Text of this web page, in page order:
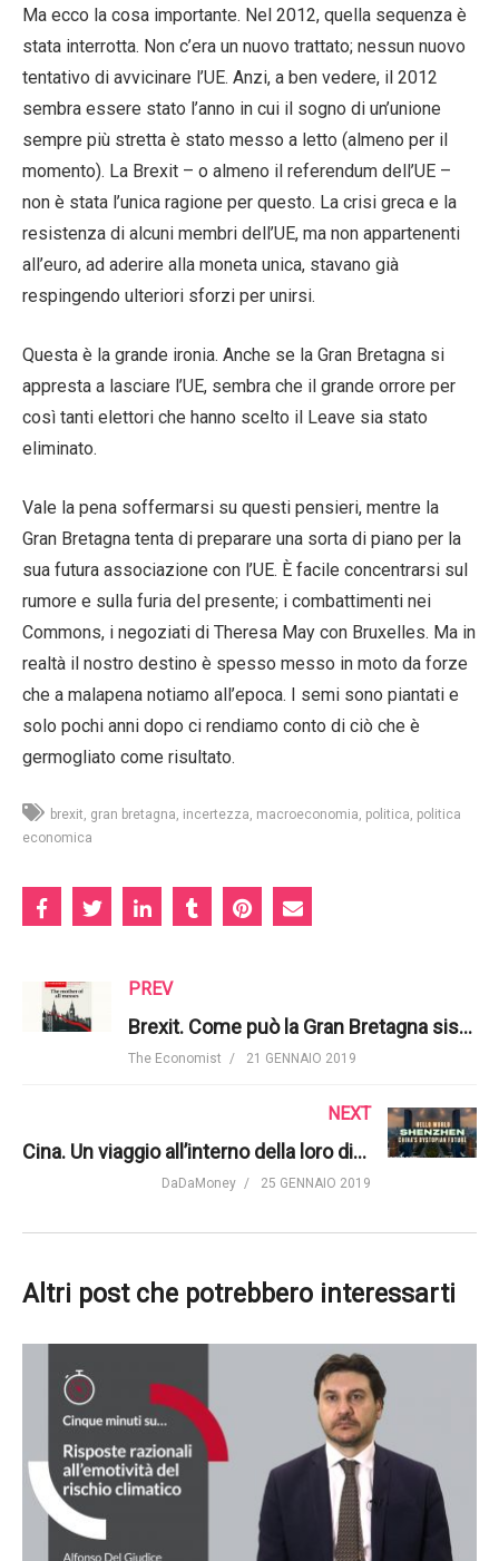
Ma ecco la cosa importante. Nel 2012, quella sequenza è
stata interrotta. Non c’era un nuovo trattato; nessun nuovo
tentativo di avvicinare l’UE. Anzi, a ben vedere, il 2012
sembra essere stato l’anno in cui il sogno di un’unione
sempre più stretta è stato messo a letto (almeno per il
momento). La Brexit – o almeno il referendum dell’UE –
non è stata l’unica ragione per questo. La crisi greca e la
resistenza di alcuni membri dell’UE, ma non appartenenti
all’euro, ad aderire alla moneta unica, stavano già
respingendo ulteriori sforzi per unirsi.
Questa è la grande ironia. Anche se la Gran Bretagna si
appresta a lasciare l’UE, sembra che il grande orrore per
così tanti elettori che hanno scelto il Leave sia stato
eliminato.
Vale la pena soffermarsi su questi pensieri, mentre la
Gran Bretagna tenta di preparare una sorta di piano per la
sua futura associazione con l’UE. È facile concentrarsi sul
rumore e sulla furia del presente; i combattimenti nei
Commons, i negoziati di Theresa May con Bruxelles. Ma in
realtà il nostro destino è spesso messo in moto da forze
che a malapena notiamo all’epoca. I semi sono piantati e
solo pochi anni dopo ci rendiamo conto di ciò che è
germogliato come risultato.
brexit gran bretagna incertezza macroeconomia politica politica
economica
PREV
Brexit. Come può la Gran Bretagna sistemare la situazione? | The Economist
The Economist 21 GENNAIO 2019
NEXT
Cina. Un viaggio all’interno della loro distopia hi-tech | Bloomberg
DaDaMoney 25 GENNAIO 2019
Altri post che potrebbero interessarti